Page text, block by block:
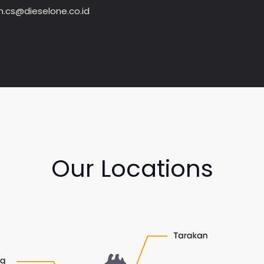
Our Locations